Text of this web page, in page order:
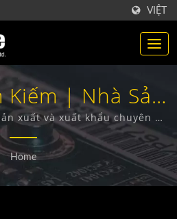
VIỆT
Kiếm | Nhà Sản
Viễn Thông
| Gainwise
Co., Ltd.
xuất và xuất khẩu chuyên về
xuất các thiết bị không dây
Mở cổng 4G và Báo khói 4G.
Home